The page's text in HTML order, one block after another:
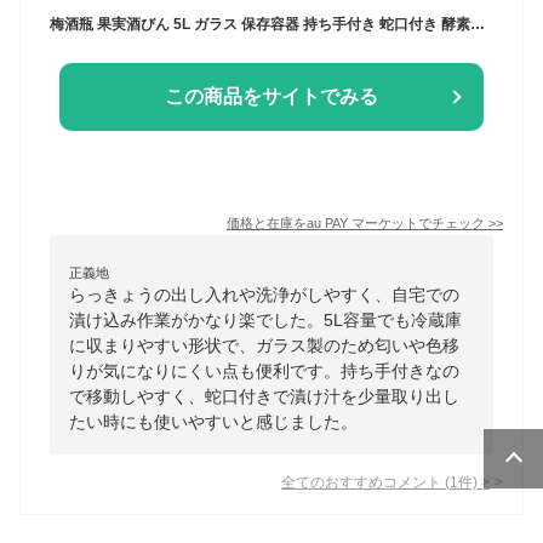
梅酒瓶 果実酒びん 5L ガラス 保存容器 持ち手付き 蛇口付き 酵素シロップ らっきょう漬け 5リットル 大容量 広い口径 洗いやすい 業務用
この商品をサイトでみる
価格と在庫をau PAY マーケット でチェック >>
正義地
らっきょうの出し入れや洗浄がしやすく、自宅での
漬け込み作業がかなり楽でした。5L容量でも冷蔵庫
に収まりやすい形状で、ガラス製のため匂いや色移
りが気になりにくい点も便利です。持ち手付きなの
で移動しやすく、蛇口付きで漬け汁を少量取り出し
たい時にも使いやすいと感じました。
全てのおすすめコメント (1 件) >